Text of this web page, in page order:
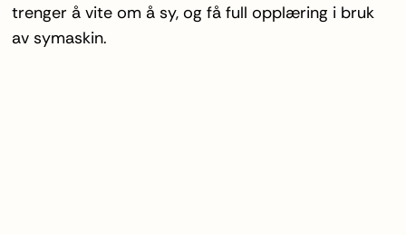
trenger å vite om å sy, og få full opplæring i bruk
av symaskin.